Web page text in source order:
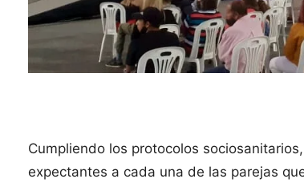
Cumpliendo los protocolos
expectantes a cada una de las parejas